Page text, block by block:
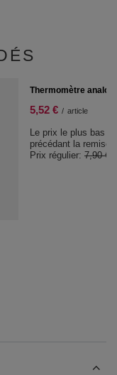
Thermomètre
5,52 € / article
Le prix le plus bas
précédant la remise:
Prix régulier: 7,90 €